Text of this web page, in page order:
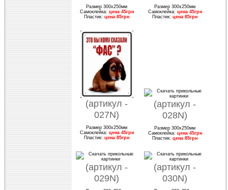
Размер 300х250мм
Самоклейка: цена 45грн
Пластик:цена 85грн
Размер 300х250мм
Самоклейка: цена 45грн
Пластик:цена 85грн
(артикул -
027N)
Размер 300х250мм
Самоклейка: цена 45грн
Пластик:цена 85грн
(артикул -
028N)
Размер 300х250мм
Самоклейка: цена 45грн
Пластик:цена 85грн
(артикул -
029N)
(артикул -
030N)